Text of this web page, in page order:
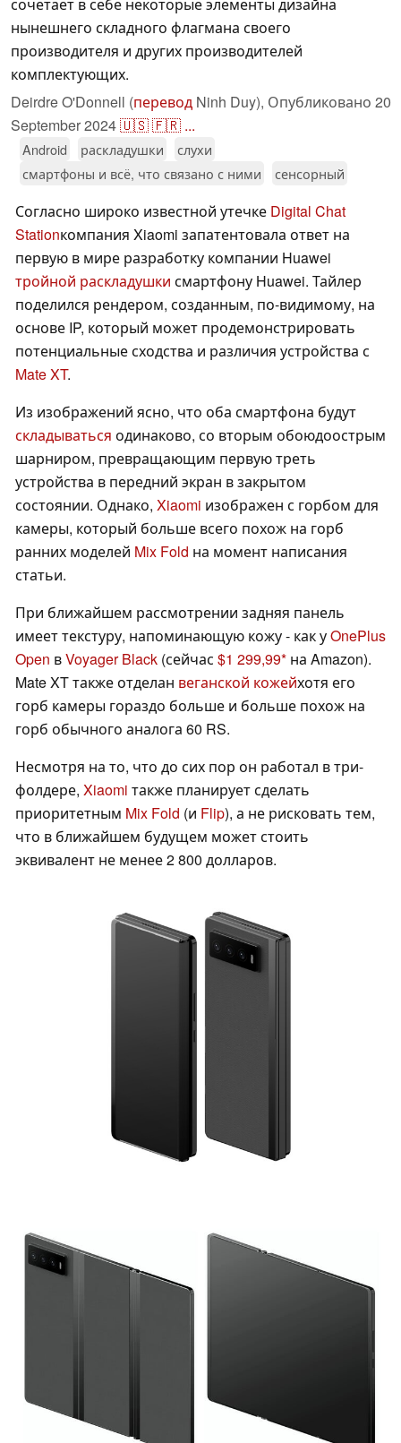
нынешнего складного флагмана своего
производителя и других производителей
комплектующих.
Deirdre O'Donnell (перевод Ninh Duy), Опубликовано 20
September 2024🇺🇸🇫🇷 ...
Android раскладушки
слухи
смартфоны и всё, что связано с ними
сенсорный
Согласно широко известной утечке Digital Chat
Stationкомпания Xiaomi запатентовала ответ на
первую в мире разработку компании Huawei
тройной раскладушки смартфону Huawei. Тайлер
поделился рендером, созданным, по-видимому, на
основе IP, который может продемонстрировать
потенциальные сходства и различия устройства с
Mate XT.
Из изображений ясно, что оба смартфона будут
складываться одинаково, со вторым обоюдоострым
шарниром, превращающим первую треть
устройства в передний экран в закрытом
состоянии. Однако, Xiaomi изображен с горбом для
камеры, который больше всего похож на горб
ранних моделей Mix Fold на момент написания
статьи.
При ближайшем рассмотрении задняя панель
имеет текстуру, напоминающую кожу - как уOnePlus
Open вVoyager Black (сейчас $1 299,99 на Amazon).
Mate XT также отделан веганской кожейхотя его
горб камеры гораздо больше и больше похож на
горб обычного аналога 60 RS.
Несмотря на то, что до сих пор он работал в три-
фолдере, Xiaomi также планирует сделать
приоритетным Mix Fold (и Flip), а не рисковать тем,
что в ближайшем будущем может стоить
эквивалент не менее 2 800 долларов.